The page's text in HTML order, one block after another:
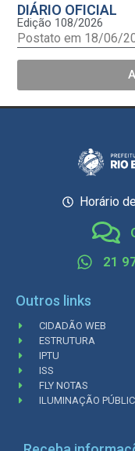
DIÁRIO OFICIAL
Edição 108/2026
Postato em 18/06/
Horário
21
Outros links
CIDADÃO WEB
ESTRUTURA
IPTU
ISS
FLY NOTAS
ILUMINAÇÃO